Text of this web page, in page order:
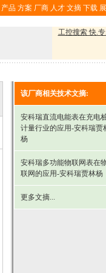
产品 方案 厂商 人才 文摘 下载
工控搜索 快.
该厂商相关技术文摘:
安科瑞直流电能表在充电
计量行业的应用-安科瑞贾
杨
安科瑞多功能物联网表在
联网的应用-安科瑞贾林杨
更多文摘...